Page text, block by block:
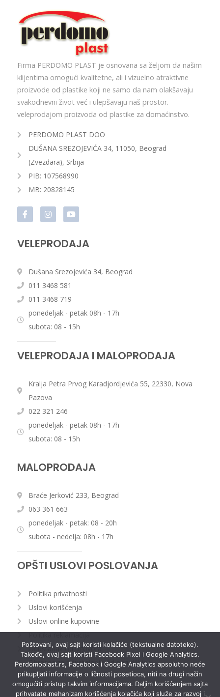
Firma PERDOMO PLAST je osnovana sa željom da našim
klijentima omogući kvalitetne, ali i vizuelno atraktivne
proizvode od plastike koji ne samo da nam olakšavaju
svakodnevni život već i ulepšavaju naš prostor.
veleprodajom proizvoda od plastike za domaćinstvo.
PERDOMO PLAST DOO
DUŠANA SREZOJEVIĆA 34, 11050, Beograd
(Zvezdara), Srbija
PIB: 107568990
MB: 20828145
VELEPRODAJA
Dušana Srezojevića 34, Beograd
011 3468 581
011 3468 719
ponedeljak - petak 08h - 17h
subota: 08 - 15h
VELEPRODAJA I MALOPRODAJA
Kralja Petra Prvog Karadjordjevića 55, 22330, Nova
Pazova
022 321 246
ponedeljak - petak 08h - 17h
subota: 08 - 15h
MALOPRODAJA
Braće Jerković 233, Beograd
063 361 663
ponedeljak - petak: 08 - 20h
subota - nedelja: 08h - 17h
OPŠTI USLOVI POSLOVANJA
Politika privatnosti
Uslovi korišćenja
Uslovi online kupovine
Politika reklamacija
Odustanak od ugovora
Obrazac za odustajanje od narudžbine
Poštovani, ovaj sajt koristi kolačiće (tekstualne datoteke).
Takođe, ovaj sajt koristi Facebook Pixel i Google Analytics.
Perdomoplast.rs, Facebook i Google Analytics apsolutno neće
prikupljati informacije o ličnosti posetioca, niti na drugi način
omogućiti pristup takvim informacijama. Daljim korišćenjem sajta
prihvatate mehanizam korišćenja kolačića koji služe za razvoj i